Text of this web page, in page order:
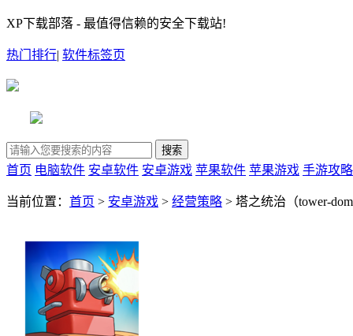
XP下载部落 - 最值得信赖的安全下载站!
热门排行| 软件标签页
首页 电脑软件 安卓软件 安卓游戏 苹果软件 苹果游戏 手游攻略
当前位置： 首页 > 安卓游戏 > 经营策略 > 塔之统治（tower-